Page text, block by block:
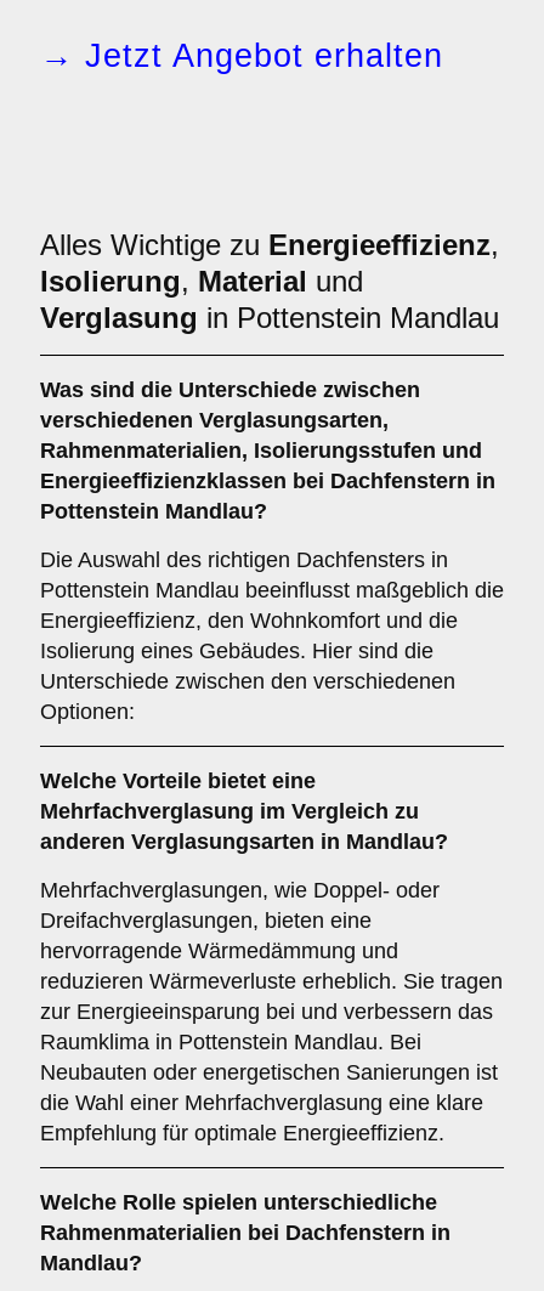
→ Jetzt Angebot erhalten
Alles Wichtige zu Energieeffizienz,
Isolierung, Material und
Verglasung in Pottenstein Mandlau
Was sind die Unterschiede zwischen
verschiedenen Verglasungsarten,
Rahmenmaterialien, Isolierungsstufen und
Energieeffizienzklassen bei Dachfenstern in
Pottenstein Mandlau?
Die Auswahl des richtigen Dachfensters in
Pottenstein Mandlau beeinflusst maßgeblich die
Energieeffizienz, den Wohnkomfort und die
Isolierung eines Gebäudes. Hier sind die
Unterschiede zwischen den verschiedenen
Optionen:
Welche Vorteile bietet eine
Mehrfachverglasung im Vergleich zu
anderen Verglasungsarten in Mandlau?
Mehrfachverglasungen, wie Doppel- oder
Dreifachverglasungen, bieten eine
hervorragende Wärmedämmung und
reduzieren Wärmeverluste erheblich. Sie tragen
zur Energieeinsparung bei und verbessern das
Raumklima in Pottenstein Mandlau. Bei
Neubauten oder energetischen Sanierungen ist
die Wahl einer Mehrfachverglasung eine klare
Empfehlung für optimale Energieeffizienz.
Welche Rolle spielen unterschiedliche
Rahmenmaterialien bei Dachfenstern in
Mandlau?